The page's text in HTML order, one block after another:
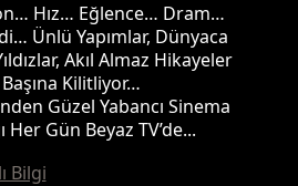
Hız… Eğlence… Dram…
Ünlü Yapımlar, Dünyaca
Akıl Almaz Hikayeler
Kilitliyor…
Güzel Yabancı Sinema
Her Gün Beyaz TV’de...
Bilgi